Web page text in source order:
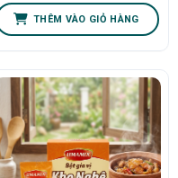
THÊM VÀO GIỎ HÀNG